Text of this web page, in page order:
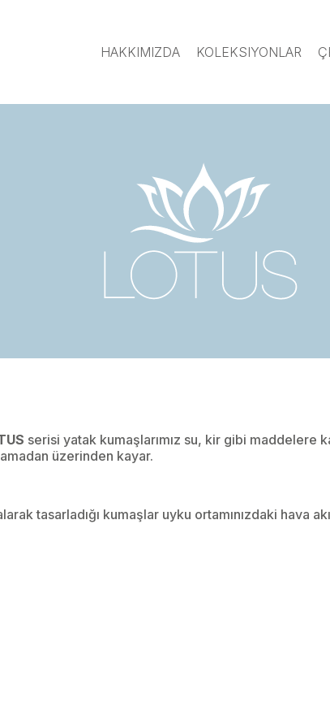
HAKKIMIZDA KOLEKSIYONLAR
serisi yatak kumaşlarımız su, kir gibi maddelere
üzerinden kayar.
tasarladığı kumaşlar uyku ortamınızdaki hava